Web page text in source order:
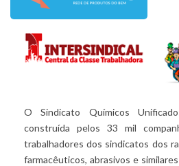
O Sindicato Químicos
construída pelos 33 mil
trabalhadores dos sindicatos dos
farmacêuticos, abrasivos e